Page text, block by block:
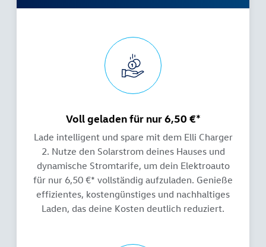
Voll geladen für nur 6,50 €*
Lade intelligent und spare mit dem Elli Charger
2. Nutze den Solarstrom deines Hauses und
dynamische Stromtarife, um dein Elektroauto
für nur 6,50 €* vollständig aufzuladen. Genieße
effizientes, kostengünstiges und nachhaltiges
Laden, das deine Kosten deutlich reduziert.